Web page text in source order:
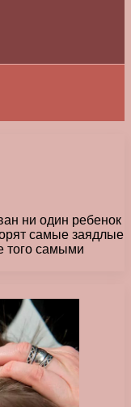
ни один ребенок
самые заядлые
того самыми